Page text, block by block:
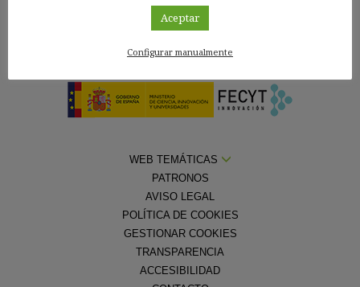
Tecnología — Ministerio de Ciencia, Innovación y Universidades
WEB TEMÁTICAS
PATRONOS
AVISO LEGAL
POLÍTICA DE COOKIES
GESTIONAR COOKIES
TRANSPARENCIA
ACCESIBILIDAD
Aceptar
Configurar manualmente